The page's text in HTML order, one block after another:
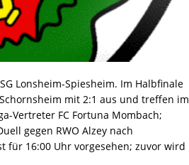
Lonsheim-Spiesheim. Im Halbfinale
mit 2:1 aus und treffen im
Vertreter FC Fortuna Mombach;
gegen RWO Alzey nach
für 16:00 Uhr vorgesehen; zuvor wird